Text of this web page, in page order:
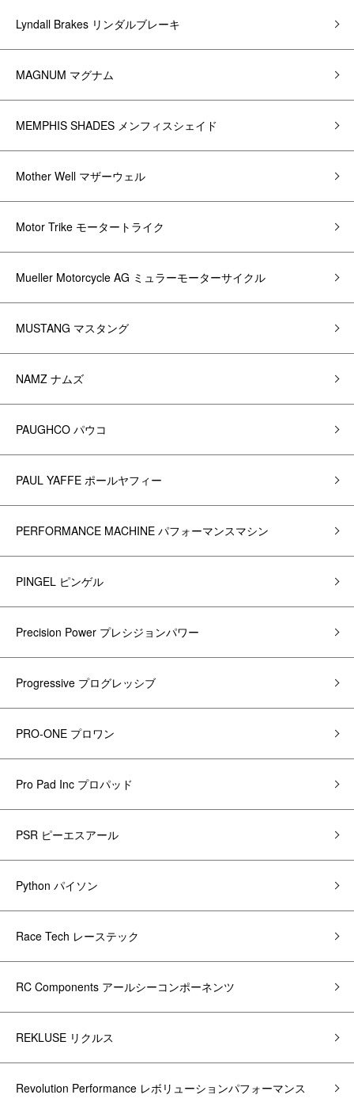
Lyndall Brakes リンダルブレーキ
MAGNUM マグナム
MEMPHIS SHADES メンフィスシェイド
Mother Well マザーウェル
Motor Trike モータートライク
Mueller Motorcycle AG ミュラーモーターサイクル
MUSTANG マスタング
NAMZ ナムズ
PAUGHCO パウコ
PAUL YAFFE ポールヤフィー
PERFORMANCE MACHINE パフォーマンスマシン
PINGEL ピンゲル
Precision Power プレシジョンパワー
Progressive プログレッシブ
PRO-ONE プロワン
Pro Pad Inc プロパッド
PSR ピーエスアール
Python パイソン
Race Tech レーステック
RC Components アールシーコンポーネンツ
REKLUSE リクルス
Revolution Performance レボリューションパフォーマンス